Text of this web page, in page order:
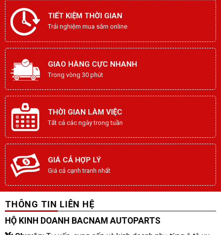
TIẾT KIỆM THỜI GIAN
Trải nghiệm mua sắm online
GIAO HÀNG CỰC NHANH
Trong vòng 30 phút
THỜI GIAN LÀM VIỆC
Tất cả các ngày trong tuần
GIÁ CẢ HỢP LÝ
Giá cả cạnh tranh nhất
THÔNG TIN LIÊN HỆ
HỘ KINH DOANH BACNAM AUTOPARTS